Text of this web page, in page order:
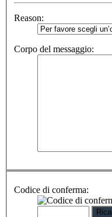
Reason:
Corpo del messaggio:
Codice di conferma: